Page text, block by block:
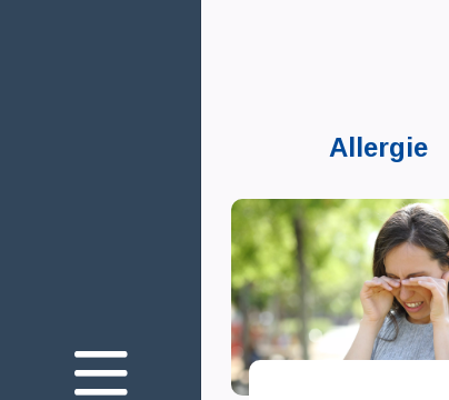
Nous connaître
Nos engagements
Votre santé oculaire
Innovation
Allergie